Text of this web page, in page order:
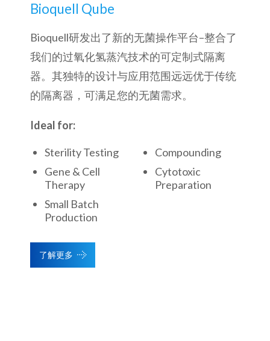
Bioquell Qube
Bioquell研发出了新的无菌操作平台–整合了
我们的过氧化氢蒸汽技术的可定制式隔离
器。其独特的设计与应用范围远远优于传统
的隔离器，可满足您的无菌需求。
Ideal for:
Sterility Testing
Gene & Cell
Therapy
Small Batch
Production
Compounding
Cytotoxic
Preparation
了解更多